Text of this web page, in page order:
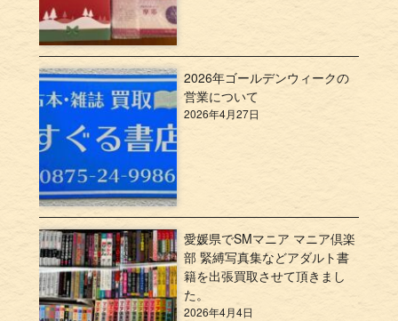
2026年ゴールデンウィークの
営業について
2026年4月27日
愛媛県でSMマニア マニア倶楽
部 緊縛写真集などアダルト書
籍を出張買取させて頂きまし
た。
2026年4月4日